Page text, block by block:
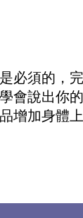
必須的，
會說出你
增加身體